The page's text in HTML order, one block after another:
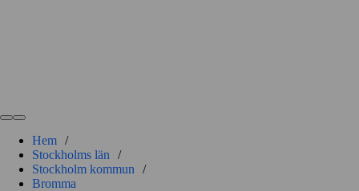
Hem /
Stockholms län
/
Stockholm kommun
/
Bromma